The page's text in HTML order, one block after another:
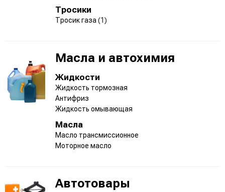
Тросики
Тросик газа (1)
Масла и автохимия
Жидкости
Жидкость тормозная
Антифриз
Жидкость омывающая
Масла
Масло трансмиссионное
Моторное масло
Автотовары